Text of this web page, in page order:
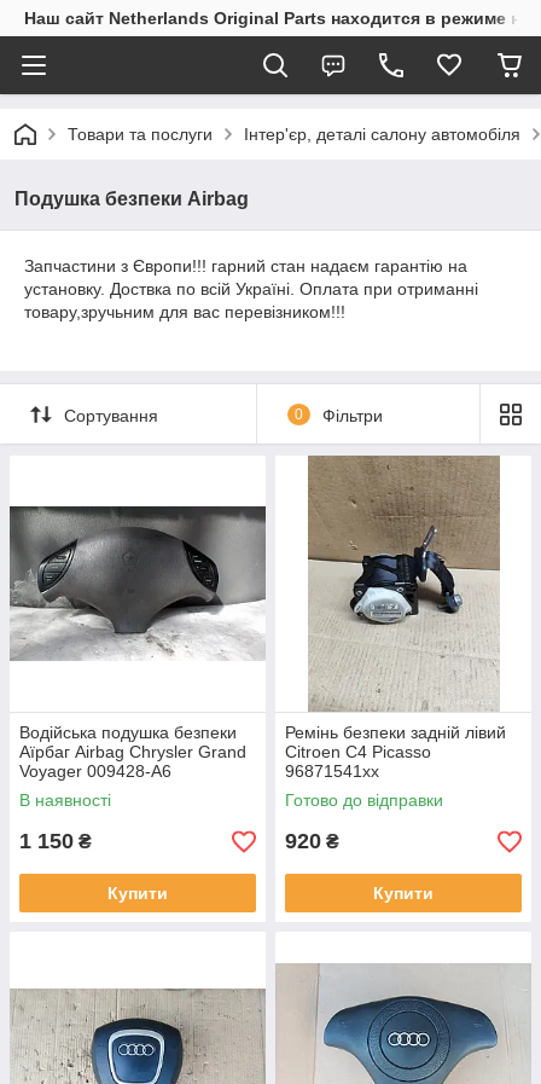
Наш сайт Netherlands Original Parts находится в режиме
Товари та послуги Інтер'єр, деталі салону автомобіля
Подушка безпеки Airbag
Запчастини з Європи!!! гарний стан надаєм гарантію на
установку. Доствка по всій Україні. Оплата при отриманні
товару,зручьним для вас перевізником!!!
Сортування 0 Фільтри
Водійська подушка безпеки
Аїрбаг Airbag Chrysler Grand
Voyager 009428-A6
CBLH8C3UAFM
В наявності
1 150 ₴
Купити
Ремінь безпеки задній лівий
Citroen C4 Picasso
96871541xx
Готово до відправки
920 ₴
Купити